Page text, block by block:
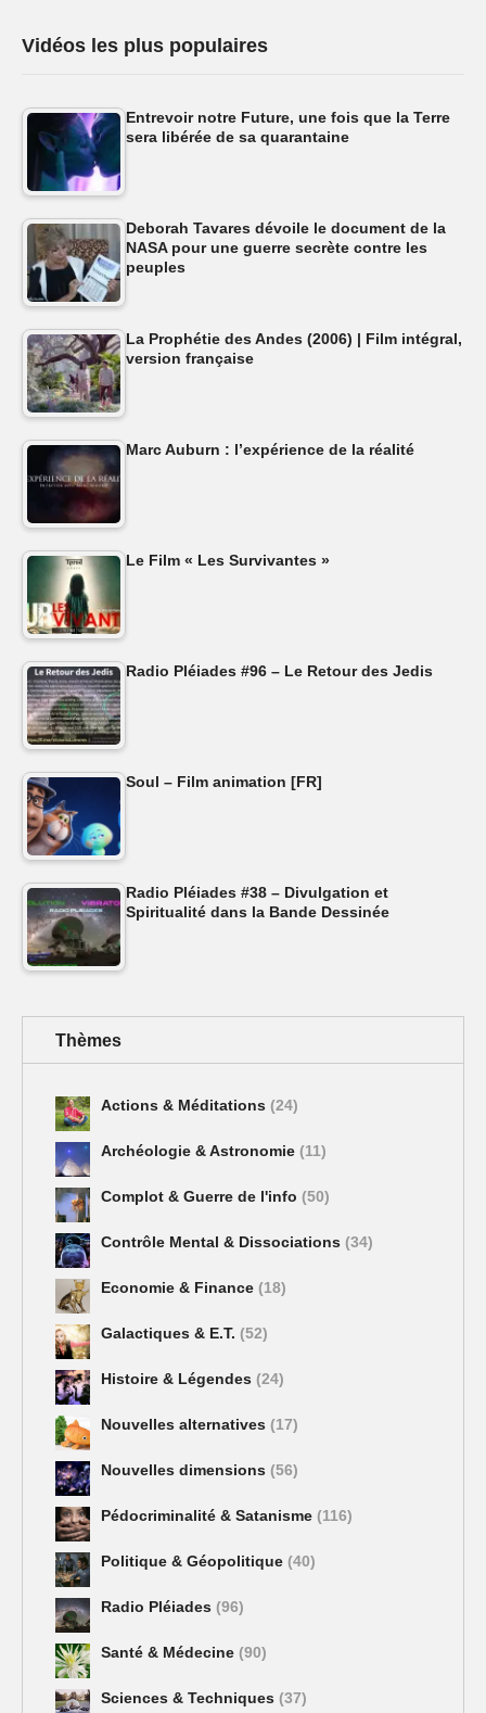
Vidéos les plus populaires
Entrevoir notre Future, une fois que la Terre
sera libérée de sa quarantaine
Deborah Tavares dévoile le document de la
NASA pour une guerre secrète contre les
peuples
La Prophétie des Andes (2006) | Film intégral,
version française
Marc Auburn : l’expérience de la réalité
Le Film « Les Survivantes »
Radio Pléiades #96 – Le Retour des Jedis
Soul – Film animation [FR]
Radio Pléiades #38 – Divulgation et
Spiritualité dans la Bande Dessinée
Thèmes
Actions & Méditations (24)
Archéologie & Astronomie (11)
Complot & Guerre de l'info (50)
Contrôle Mental & Dissociations (34)
Economie & Finance (18)
Galactiques & E.T. (52)
Histoire & Légendes (24)
Nouvelles alternatives (17)
Nouvelles dimensions (56)
Pédocriminalité & Satanisme (116)
Politique & Géopolitique (40)
Radio Pléiades (96)
Santé & Médecine (90)
Sciences & Techniques (37)